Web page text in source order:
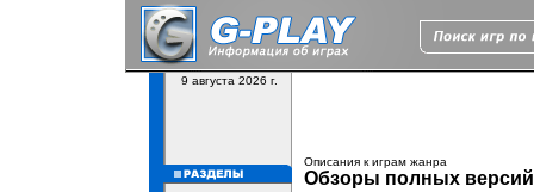
9 августа 2026 г.
Описания к играм жанра
Обзоры полных версий